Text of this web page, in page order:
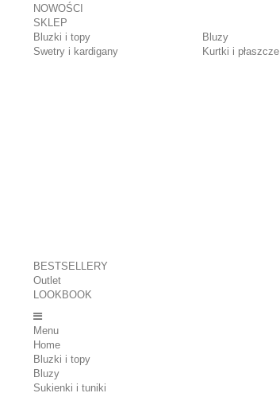
NOWOŚCI
SKLEP
Bluzki i topy
Bluzy
Swetry i kardigany
Kurtki i płaszcze
BESTSELLERY
Outlet
LOOKBOOK
Menu
Home
Bluzki i topy
Bluzy
Sukienki i tuniki